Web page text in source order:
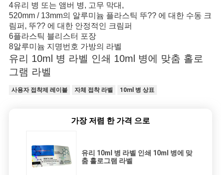
4유리 병 또는 앰버 병, 고무 막대,
520mm / 13mm의 알루미늄 플라스틱 뚜?? 에 대한 수동 크
림퍼, 뚜?? 에 대한 안정적인 크림퍼
6플라스틱 블리스터 포장
8알루미늄 지명번호 가방의 라벨
유리 10ml 병 라벨 인쇄 10ml 병에 맞춤 홀로
그램 라벨
사용자 접착제 레이블 자체 접착 라벨 10ml 병 상표
가장 저렴 한 가격 으로
유리 10ml 병 라벨 인쇄 10ml 병에 맞
춤 홀로그램 라벨